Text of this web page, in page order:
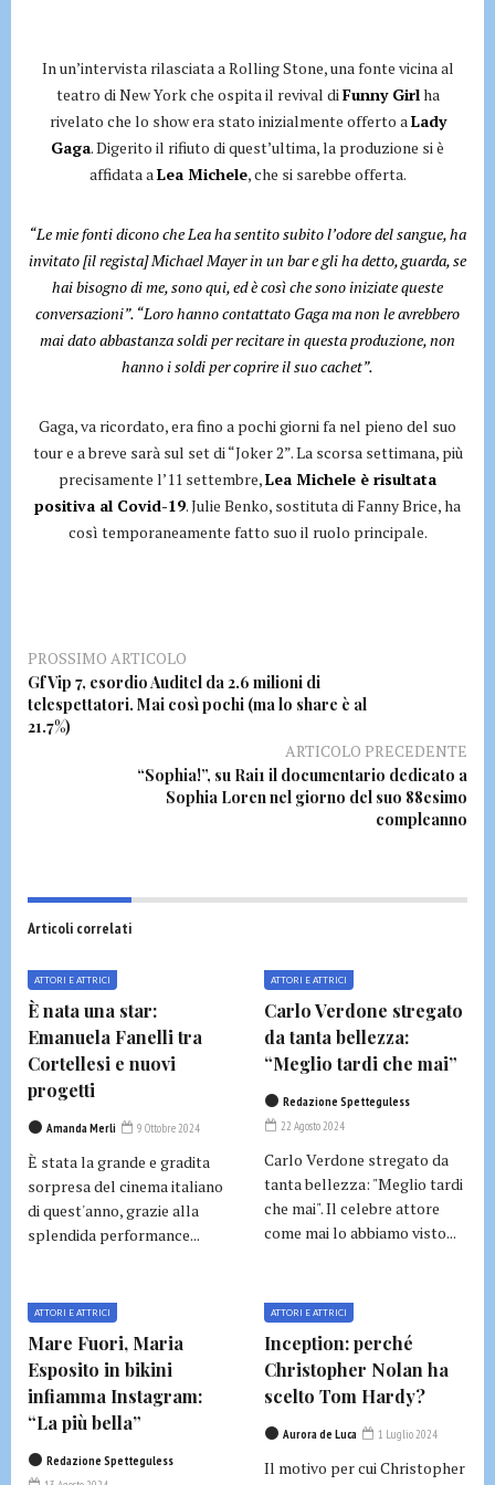
In un’intervista rilasciata a Rolling Stone, una fonte vicina al
teatro di New York che ospita il revival diFunny Girlha
rivelato che lo show era stato inizialmente offerto aLady
Gaga. Digerito il rifiuto di quest’ultima, la produzione si è
affidata aLea Michele, che si sarebbe offerta.
“Le mie fonti dicono che Lea ha sentito subito l’odore del sangue, ha
invitato [il regista] Michael Mayer in un bar e gli ha detto, guarda, se
hai bisogno di me, sono qui, ed è così che sono iniziate queste
conversazioni”. “Loro hanno contattato Gaga ma non le avrebbero
mai dato abbastanza soldi per recitare in questa produzione, non
hanno i soldi per coprire il suo cachet”.
Gaga, va ricordato, era fino a pochi giorni fa nel pieno del suo
tour e a breve sarà sul set di “Joker 2”. La scorsa settimana, più
precisamente l’11 settembre,Lea Michele è risultata
positiva al Covid-19. Julie Benko, sostituta di Fanny Brice, ha
così temporaneamente fatto suo il ruolo principale.
PROSSIMO ARTICOLO
Gf Vip 7, esordio Auditel da 2.6 milioni di
telespettatori. Mai così pochi (ma lo share è al
21.7%)
ARTICOLO PRECEDENTE
“Sophia!”, su Rai1 il documentario dedicato a
Sophia Loren nel giorno del suo 88esimo
compleanno
Articoli correlati
ATTORI E ATTRICI
È nata una star:
Emanuela Fanelli tra
Cortellesi e nuovi
progetti
Amanda Merli 9 Ottobre 2024
È stata la grande e gradita
sorpresa del cinema italiano
di quest'anno, grazie alla
splendida performance...
ATTORI E ATTRICI
Carlo Verdone stregato
da tanta bellezza:
“Meglio tardi che mai”
Redazione Spetteguless
22 Agosto 2024
Carlo Verdone stregato da
tanta bellezza: "Meglio tardi
che mai". Il celebre attore
come mai lo abbiamo visto...
ATTORI E ATTRICI
Mare Fuori, Maria
Esposito in bikini
infiamma Instagram:
“La più bella”
Redazione Spetteguless
ATTORI E ATTRICI
Inception: perché
Christopher Nolan ha
scelto Tom Hardy?
Aurora de Luca 1 Luglio 2024
Il motivo per cui Christopher